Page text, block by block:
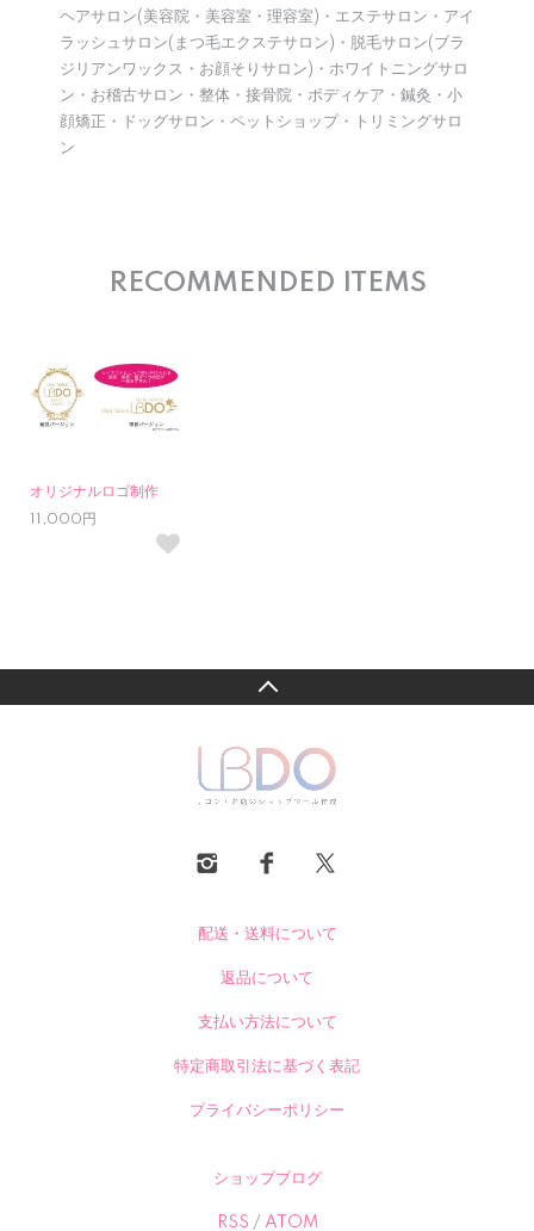
ヘアサロン(美容院・美容室・理容室)・エステサロン・アイ
ラッシュサロン(まつ毛エクステサロン)・脱毛サロン(ブラ
ジリアンワックス・お顔そりサロン)・ホワイトニングサロ
ン・お稽古サロン・整体・接骨院・ボディケア・鍼灸・小
顔矯正・ドッグサロン・ペットショップ・トリミングサロ
ン
RECOMMENDED ITEMS
オリジナルロゴ制作
11,000円
配送・送料について
返品について
支払い方法について
特定商取引法に基づく表記
プライバシーポリシー
ショップブログ
RSS / ATOM